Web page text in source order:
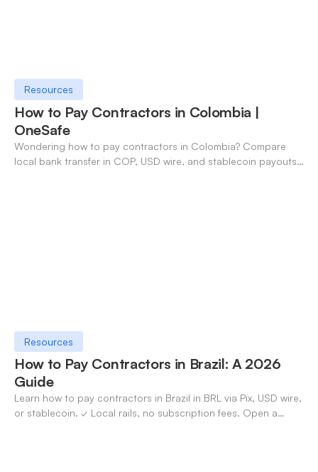
Resources
How to Pay Contractors in Colombia |
OneSafe
Wondering how to pay contractors in Colombia? Compare
local bank transfer in COP, USD wire, and stablecoin payouts.
Resources
How to Pay Contractors in Brazil: A 2026
Guide
Learn how to pay contractors in Brazil in BRL via Pix, USD wire,
or stablecoin. ✓ Local rails, no subscription fees. Open a